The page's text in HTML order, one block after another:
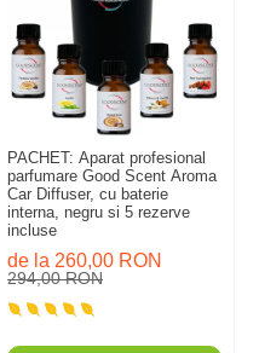
PACHET: Aparat profesional
parfumare Good Scent Aroma
Car Diffuser, cu baterie
interna, negru si 5 rezerve
incluse
294,00 RON
de la 260,00 RON